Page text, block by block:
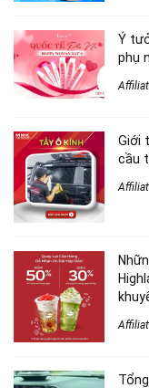
Ý
phụ
Giới
cầu